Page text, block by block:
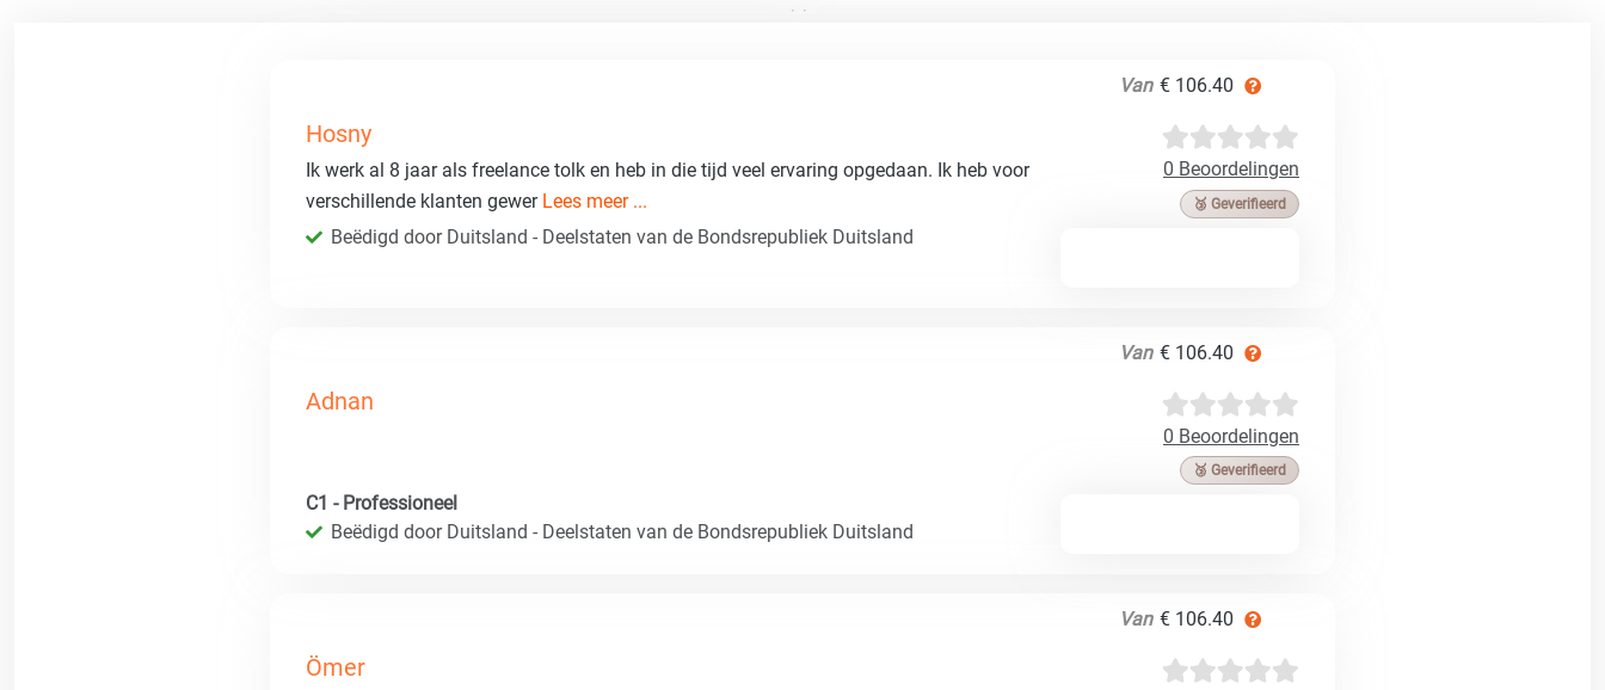
Van € 106.40
Hosny
0 Beoordelingen
🥉 Geverifieerd
Ik werk al 8 jaar als freelance tolk en heb in die tijd veel ervaring opgedaan. Ik heb voor
verschillende klanten gewer Lees meer ...
Beëdigd door Duitsland - Deelstaten van de Bondsrepubliek Duitsland
Van € 106.40
Adnan
0 Beoordelingen
🥉 Geverifieerd
C1 - Professioneel
Beëdigd door Duitsland - Deelstaten van de Bondsrepubliek Duitsland
Van € 106.40
Ömer